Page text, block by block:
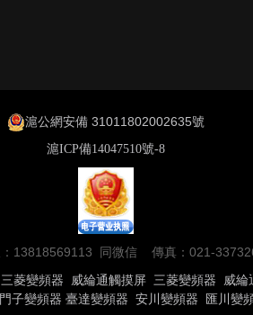
滬公網安備 31011802002635號
滬ICP備14047510號-8
：13818569113 同微信 傳真：021-
三菱變頻器 威綸通觸摸屏 三菱變頻器 威綸
子變頻器 臺達變頻器 安川變頻器 匯川變